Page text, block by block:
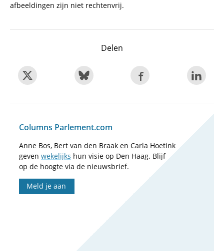
afbeeldingen zijn niet rechtenvrij.
Delen
Columns Parlement.com
Anne Bos, Bert van den Braak en Carla Hoetink
geven wekelijks hun visie op Den Haag. Blijf
op de hoogte via de nieuwsbrief.
Meld je aan